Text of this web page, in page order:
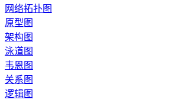
网络拓扑图
原型图
架构图
泳道图
韦恩图
关系图
逻辑图